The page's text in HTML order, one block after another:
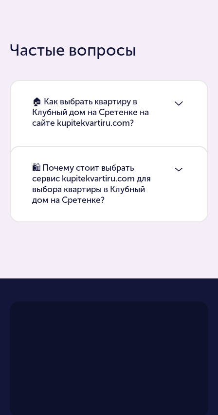
Частые вопросы
🏠 Как выбрать квартиру в
Клубный дом на Сретенке на
сайте kupitekvartiru.com?
🛍 Почему стоит выбрать
сервис kupitekvartiru.com для
выбора квартиры в Клубный
дом на Сретенке?